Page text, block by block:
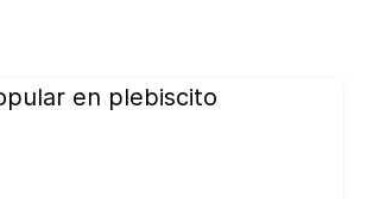
en plebiscito